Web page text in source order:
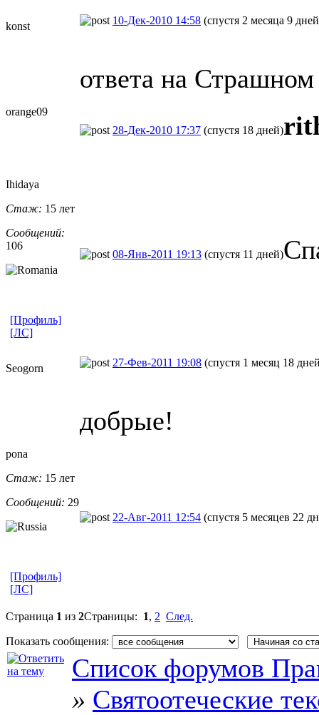
konst 10-Дек-2010 14:58 (спустя 2 месяца 9
ответа на Страшном
orange09
28-Дек-2010 17:37 (спустя 18 дней)
Ihidaya
Стаж: 15 лет
Сообщений:
106
08-Янв-2011 19:13 (спустя 11 дней)
[Профиль]
[ЛС]
Seogorn 27-Фев-2011 19:08 (спустя 1 месяц 18
добрые!
pona
Стаж: 15 лет
Сообщений: 29
22-Авг-2011 12:54 (спустя 5 месяцев 22
[Профиль]
[ЛС]
Страница 1 из 2Страницы: 1, 2 След.
Показать сообщения:
Список форумов
» Святоотеческие